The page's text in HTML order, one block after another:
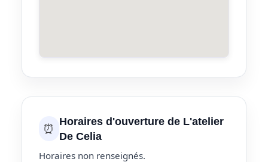
⏰ Horaires d'ouverture de L'atelier
De Celia
Horaires non renseignés.